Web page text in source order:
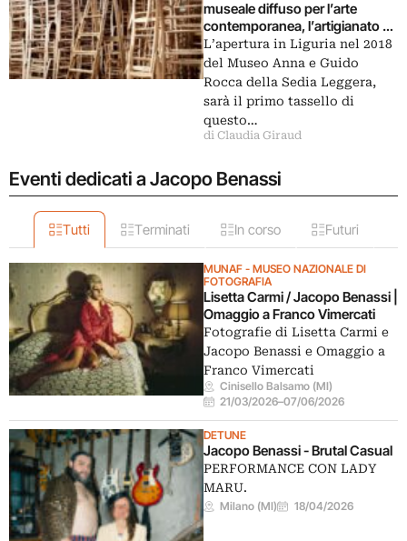
museale diffuso per l’arte
contemporanea, l’artigianato e il
design
L’apertura in Liguria nel 2018
del Museo Anna e Guido
Rocca della Sedia Leggera,
sarà il primo tassello di
questo…
di Claudia Giraud
Eventi dedicati a Jacopo Benassi
Tutti Terminati In corso Futuri
MUNAF - MUSEO NAZIONALE DI
FOTOGRAFIA
Lisetta Carmi / Jacopo Benassi |
Omaggio a Franco Vimercati
Fotografie di Lisetta Carmi e
Jacopo Benassi e Omaggio a
Franco Vimercati
Cinisello Balsamo (MI)
21/03/2026–07/06/2026
DETUNE
Jacopo Benassi - Brutal Casual
PERFORMANCE CON LADY
MARU.
Milano (MI) 18/04/2026